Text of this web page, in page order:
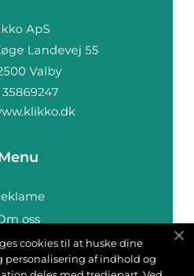
oss
Oss
cookies til at huske dine
personalisering af indhold og